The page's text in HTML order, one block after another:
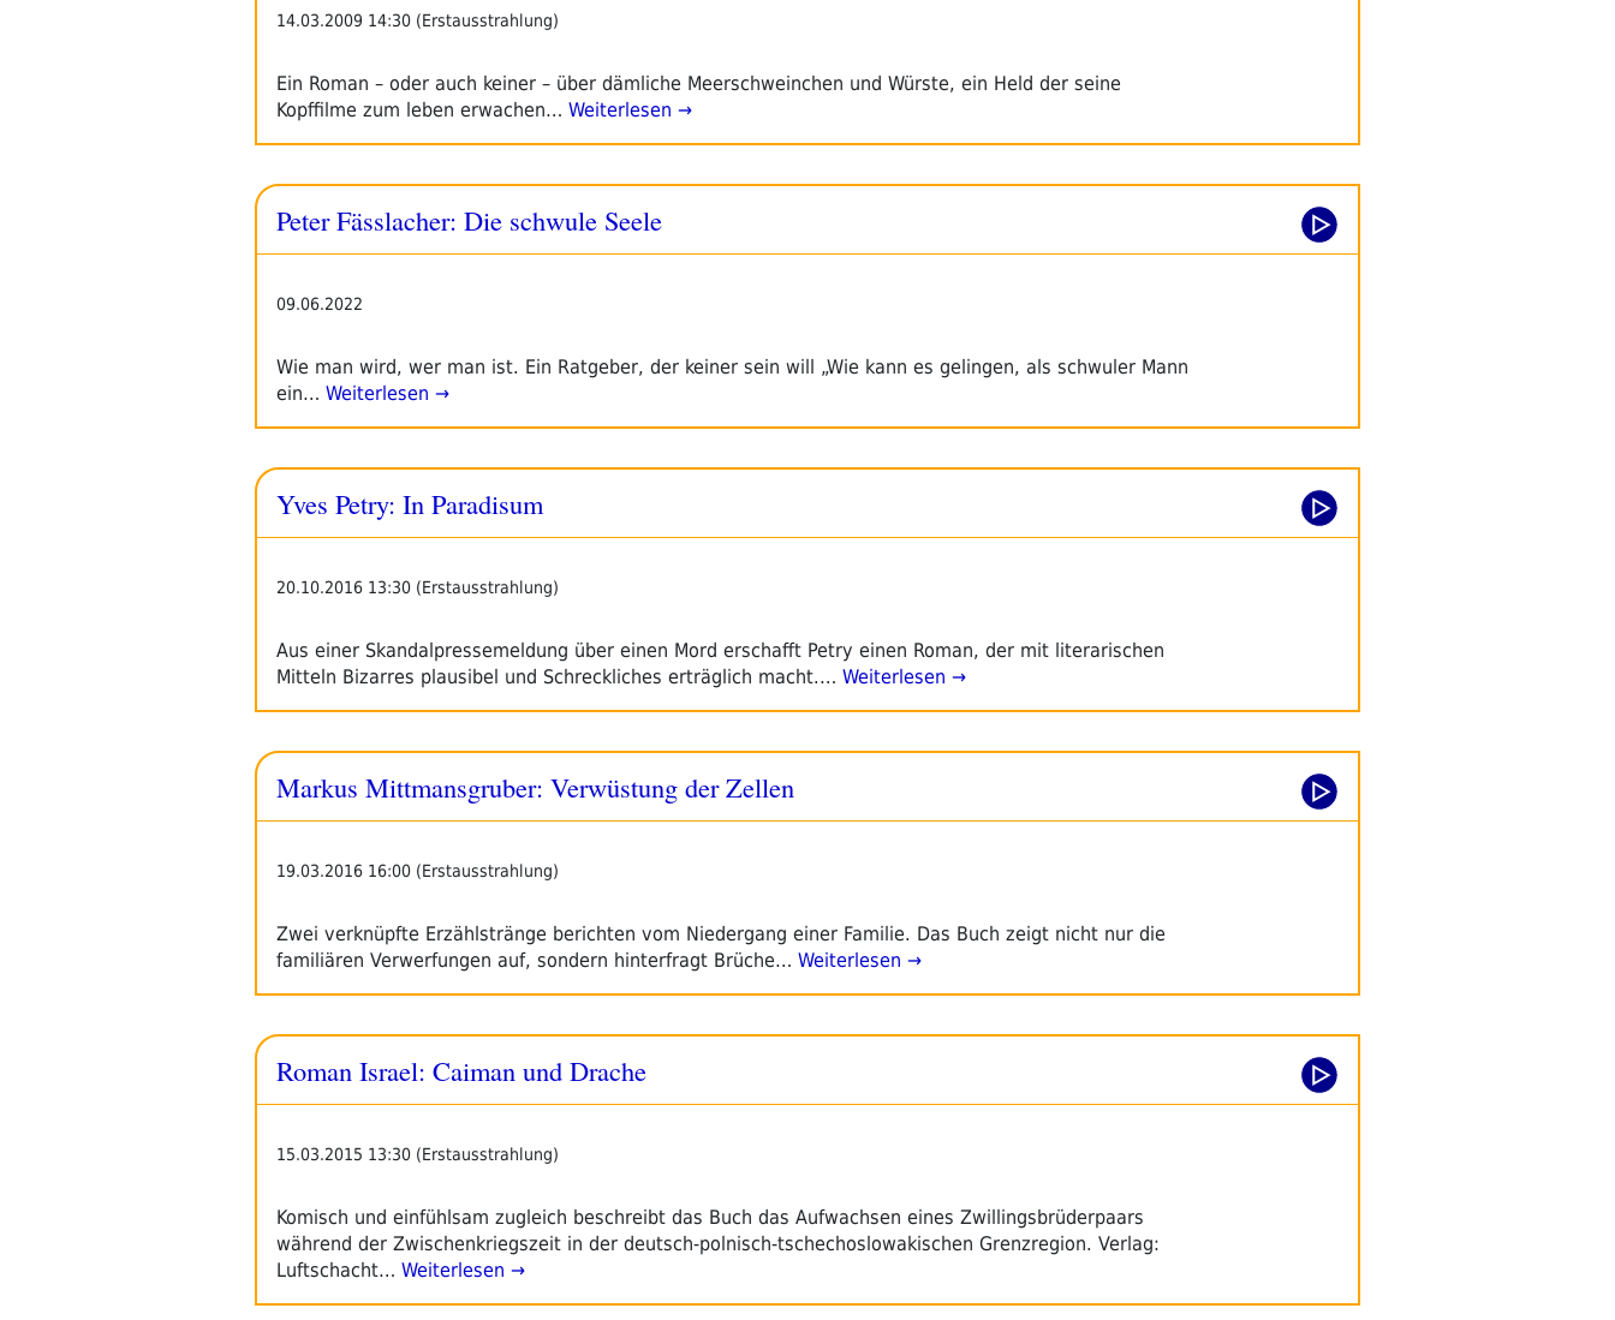
14.03.2009 14:30 (Erstausstrahlung)
Ein Roman – oder auch keiner – über dämliche Meerschweinchen und Würste, ein Held der seine
Kopffilme zum leben erwachen… Weiterlesen →
Peter Fässlacher: Die schwule Seele
09.06.2022
Wie man wird, wer man ist. Ein Ratgeber, der keiner sein will „Wie kann es gelingen, als schwuler Mann
ein… Weiterlesen →
Yves Petry: In Paradisum
20.10.2016 13:30 (Erstausstrahlung)
Aus einer Skandalpressemeldung über einen Mord erschafft Petry einen Roman, der mit literarischen
Mitteln Bizarres plausibel und Schreckliches erträglich macht.… Weiterlesen →
Markus Mittmansgruber: Verwüstung der Zellen
19.03.2016 16:00 (Erstausstrahlung)
Zwei verknüpfte Erzählstränge berichten vom Niedergang einer Familie. Das Buch zeigt nicht nur die
familiären Verwerfungen auf, sondern hinterfragt Brüche… Weiterlesen →
Roman Israel: Caiman und Drache
15.03.2015 13:30 (Erstausstrahlung)
Komisch und einfühlsam zugleich beschreibt das Buch das Aufwachsen eines Zwillingsbrüderpaars
während der Zwischenkriegszeit in der deutsch-polnisch-tschechoslowakischen Grenzregion. Verlag:
Luftschacht… Weiterlesen →